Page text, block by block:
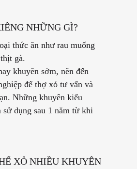
NHỮNG GÌ?
thức ăn như rau muống
gà.
khuyên sớm, nên đến
để thợ xỏ tư vấn và
Những khuyên kiểu
sử dụng sau 1 năm từ khi
XỎ NHIỀU KHUYÊN